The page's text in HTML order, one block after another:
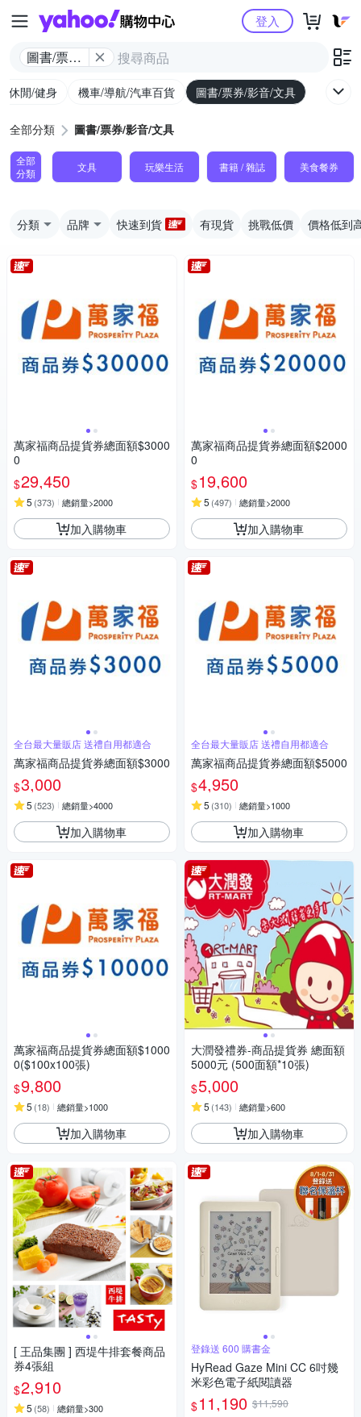
Yahoo購物中心
圖書/票券/
登入
/休閒/健身 機車/導航/汽車百貨 圖書/票券/影音/文具
全部分類 圖書/票券/影音/文具
全部
分類
文具 玩樂生活 書籍 / 雜誌 美食餐券
分類 品牌 快速到貨 有現貨 挑戰低價 價格低到
萬家福商品提貨券總面額$3000
0
$29,450
5 (373) 總銷量>2000
加入購物車
全台最大量販店 送禮自用都適合
萬家福商品提貨券總面額$3000
$3,000
5 (523) 總銷量>4000
加入購物車
萬家福商品提貨券總面額$1000
0($100x100張)
$9,800
5 (18) 總銷量>1000
加入購物車
[ 王品集團 ] 西堤牛排套餐商品
券4張組
$2,910
5 (58) 總銷量>300
萬家福商品提貨券總面額$2000
0
$19,600
5 (497) 總銷量>2000
加入購物車
全台最大量販店 送禮自用都適合
萬家福商品提貨券總面額$5000
$4,950
5 (310) 總銷量>1000
加入購物車
大潤發禮券-商品提貨券 總面額
5000元 (500面額*10張)
$5,000
5 (143) 總銷量>600
加入購物車
登錄送 600 購書金
HyRead Gaze Mini CC 6吋幾
米彩色電子紙閱讀器
$11,190 $11,590